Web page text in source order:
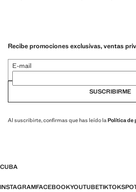
Recibe promociones exclusivas, ventas
E-mail
SUSCRIBIRME
Al suscribirte, confirmas que has leído laPolítica de
CUBA
INSTAGRAMFACEBOOKYOUTUBETIKTOK